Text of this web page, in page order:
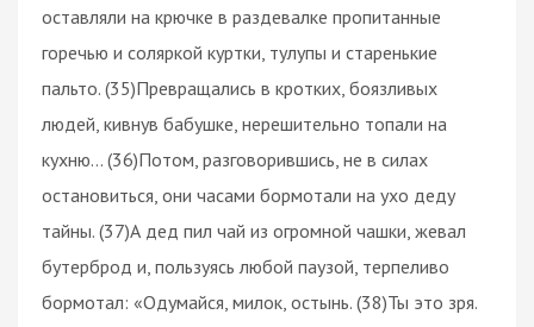
оставляли на крючке в раздевалке пропитанные
горечью и соляркой куртки, тулупы и старенькие
пальто. (35)Превращались в кротких, боязливых
людей, кивнув бабушке, нерешительно топали на
кухню… (36)Потом, разговорившись, не в силах
остановиться, они часами бормотали на ухо деду
тайны. (37)А дед пил чай из огромной чашки, жевал
бутерброд и, пользуясь любой паузой, терпеливо
бормотал: «Одумайся, милок, остынь. (38)Ты это зря.